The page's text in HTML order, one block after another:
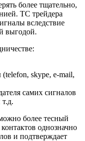
более тщательно,
ТС трейдера
вследствие
выгодой.
skype, e-mail,
самих сигналов
более тесный
однозначно
и подтверждает